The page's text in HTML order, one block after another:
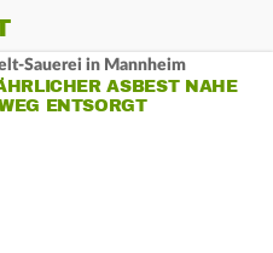
Sauerei in Mannheim
ASBEST NAHE
ENTSORGT